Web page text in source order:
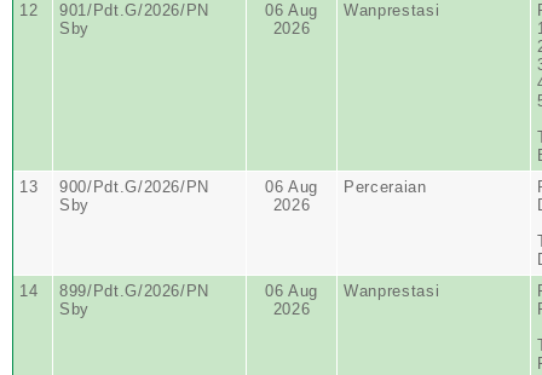
12
901/Pdt.G/2026/PN
Sby
06 Aug
2026
Wanprestasi
13
900/Pdt.G/2026/PN
Sby
06 Aug
2026
Perceraian
14
899/Pdt.G/2026/PN
Sby
06 Aug
2026
Wanprestasi